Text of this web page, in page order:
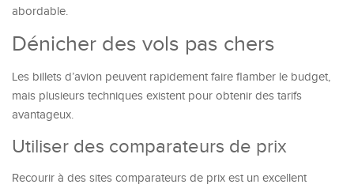
abordable.
Dénicher des vols pas chers
Les billets d’avion peuvent rapidement faire flamber le budget,
mais plusieurs techniques existent pour obtenir des tarifs
avantageux.
Utiliser des comparateurs de prix
Recourir à des sites comparateurs de prix est un excellent